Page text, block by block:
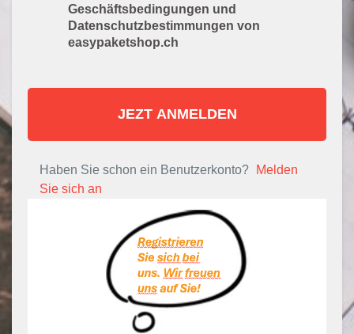
Geschäftsbedingungen und
Datenschutzbestimmungen von
easypaketshop.ch
JEZT ANMELDEN
Haben Sie schon ein Benutzerkonto?
Melden
Sie sich an